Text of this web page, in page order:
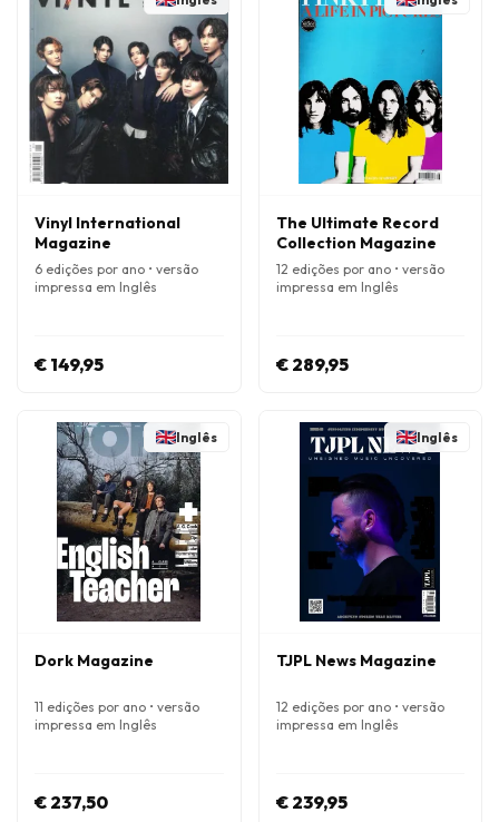
Vinyl International
Magazine
6 edições por ano • versão
impressa em Inglês
€ 149,95
The Ultimate Record
Collection Magazine
12 edições por ano • versão
impressa em Inglês
€ 289,95
Inglês
Dork Magazine
11 edições por ano • versão
impressa em Inglês
€ 237,50
Inglês
TJPL News Magazine
12 edições por ano • versão
impressa em Inglês
€ 239,95